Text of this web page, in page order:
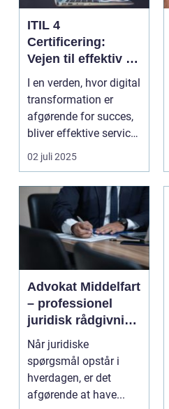
ITIL 4
Certificering:
Vejen til effektiv IT-
service
management
I en verden, hvor digital
transformation er
afgørende for succes,
bliver effektive service
ma...
02 juli 2025
Advokat Middelfart
– professionel
juridisk rådgivning
tæt på dig
Når juridiske
spørgsmål opstår i
hverdagen, er det
afgørende at have...